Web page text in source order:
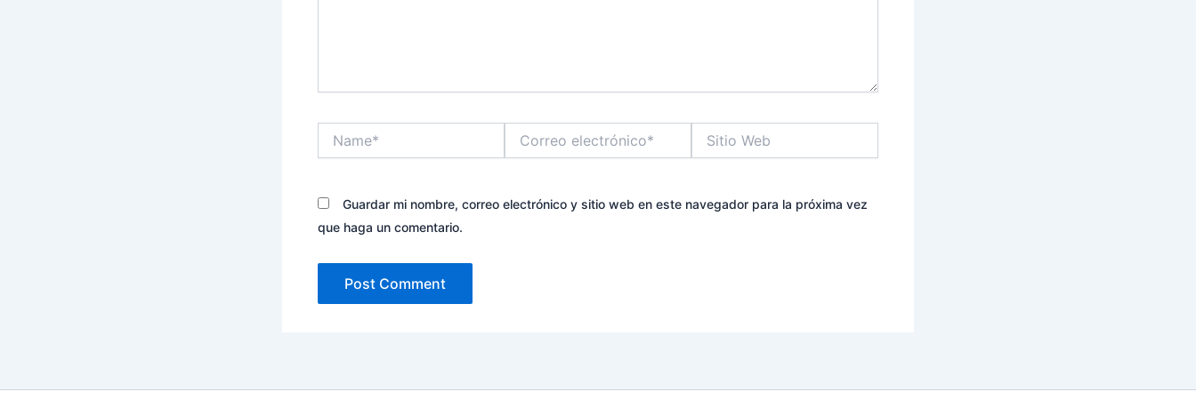
electrónico*
Web
Guardar mi nombre, correo electrónico y sitio web en este navegador para la próxima vez
que haga un comentario.